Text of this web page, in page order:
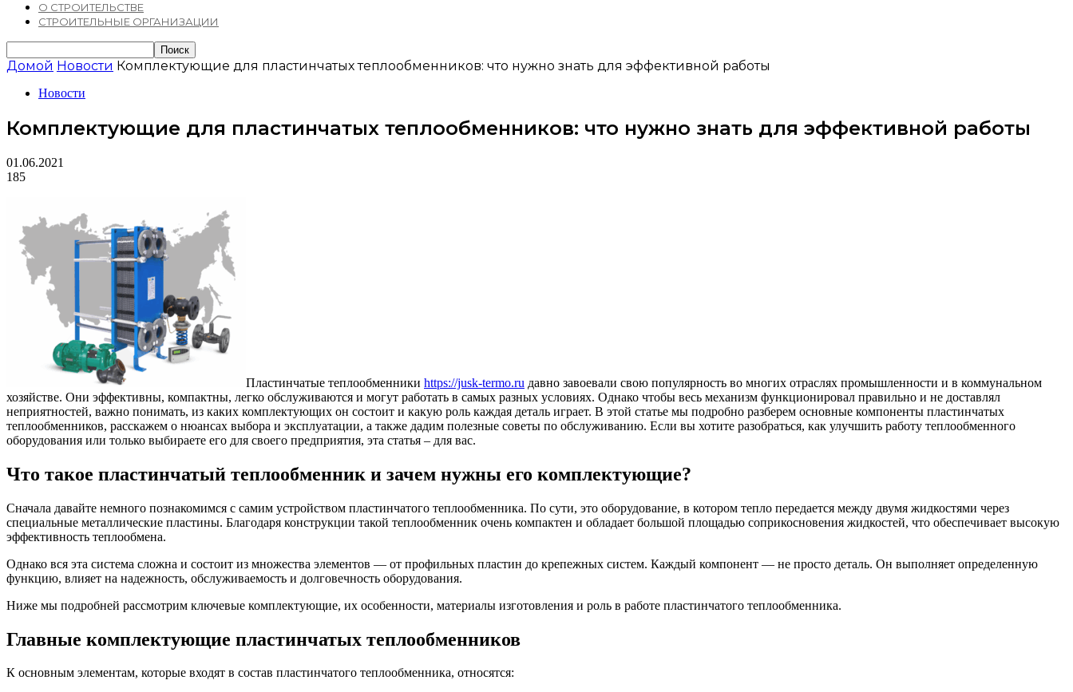
О СТРОИТЕЛЬСТВЕ
СТРОИТЕЛЬНЫЕ ОРГАНИЗАЦИИ
Домой Новости Комплектующие для пластинчатых теплообменников: что нужно знать для эффективной работы
Новости
Комплектующие для пластинчатых теплообменников: что нужно знать для эффективной работы
01.06.2021
185
Пластинчатые теплообменники https://jusk-termo.ru давно завоевали свою популярность во многих отраслях промышленности и в коммунальном
хозяйстве. Они эффективны, компактны, легко обслуживаются и могут работать в самых разных условиях. Однако чтобы весь механизм функционировал правильно и не доставлял
неприятностей, важно понимать, из каких комплектующих он состоит и какую роль каждая деталь играет. В этой статье мы подробно разберем основные компоненты пластинчатых
теплообменников, расскажем о нюансах выбора и эксплуатации, а также дадим полезные советы по обслуживанию. Если вы хотите разобраться, как улучшить работу теплообменного
оборудования или только выбираете его для своего предприятия, эта статья – для вас.
Что такое пластинчатый теплообменник и зачем нужны его комплектующие?
Сначала давайте немного познакомимся с самим устройством пластинчатого теплообменника. По сути, это оборудование, в котором тепло передается между двумя жидкостями через
специальные металлические пластины. Благодаря конструкции такой теплообменник очень компактен и обладает большой площадью соприкосновения жидкостей, что обеспечивает высокую
эффективность теплообмена.
Однако вся эта система сложна и состоит из множества элементов — от профильных пластин до крепежных систем. Каждый компонент — не просто деталь. Он выполняет определенную
функцию, влияет на надежность, обслуживаемость и долговечность оборудования.
Ниже мы подробней рассмотрим ключевые комплектующие, их особенности, материалы изготовления и роль в работе пластинчатого теплообменника.
Главные комплектующие пластинчатых теплообменников
К основным элементам, которые входят в состав пластинчатого теплообменника, относятся: